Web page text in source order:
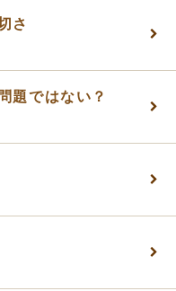
せ
さ
題ではない？